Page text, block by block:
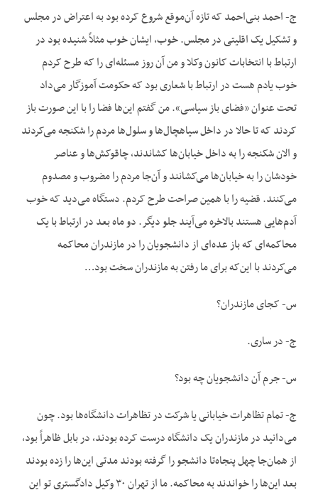
ج- احمد بنی‌احمد که تازه آن‌موقع شروع کرده بود به اعتراض در مجلس
و تشکیل یک اقلیتی در مجلس. خوب، ایشان خوب مثلاً شنیده بود در
ارتباط با انتخابات کانون وکلا و من آن روز مسئله‌ای را که طرح کردم
خوب یادم هست در ارتباط با شعاری بود که حکومت آموزگار می‌داد
تحت عنوان «فضای باز سیاسی». من گفتم این‌ها فضا را با این صورت باز
کردند که تا حالا در داخل سیاهچال‌ها و سلول‌ها مردم را شکنجه می‌کردند
و الان شکنجه را به داخل خیابان‌ها کشاندند، چاقوکش‌ها و عناصر
خودشان را به خیابان‌ها می‌کشانند و آن‌جا مردم را مضروب و مصدوم
می‌کنند. قضیه را با همین صراحت طرح کردم. دستگاه می‌دید که خوب
آدم‌هایی هستند بالاخره می‌آیند جلو دیگر. دو ماه بعد در ارتباط با یک
محاکمه‌ای که باز عده‌ای از دانشجویان را در مازندران محاکمه
می‌کردند با این‌که برای ما رفتن به مازندران سخت بود…
س- کجای مازندران؟
ج- در ساری.
س- جرم آن دانشجویان چه بود؟
ج- تمام تظاهرات خیابانی یا شرکت در تظاهرات دانشگاه‌ها بود. چون
می‌دانید در مازندران یک دانشگاه درست کرده بودند، در بابل ظاهراً بود،
از همان‌جا چهل پنجاه‌تا دانشجو را گرفته بودند مدتی این‌ها را زده بودند
بعد این‌ها را خواندند به محاکمه. ما از تهران ۳۰ وکیل دادگستری تو این